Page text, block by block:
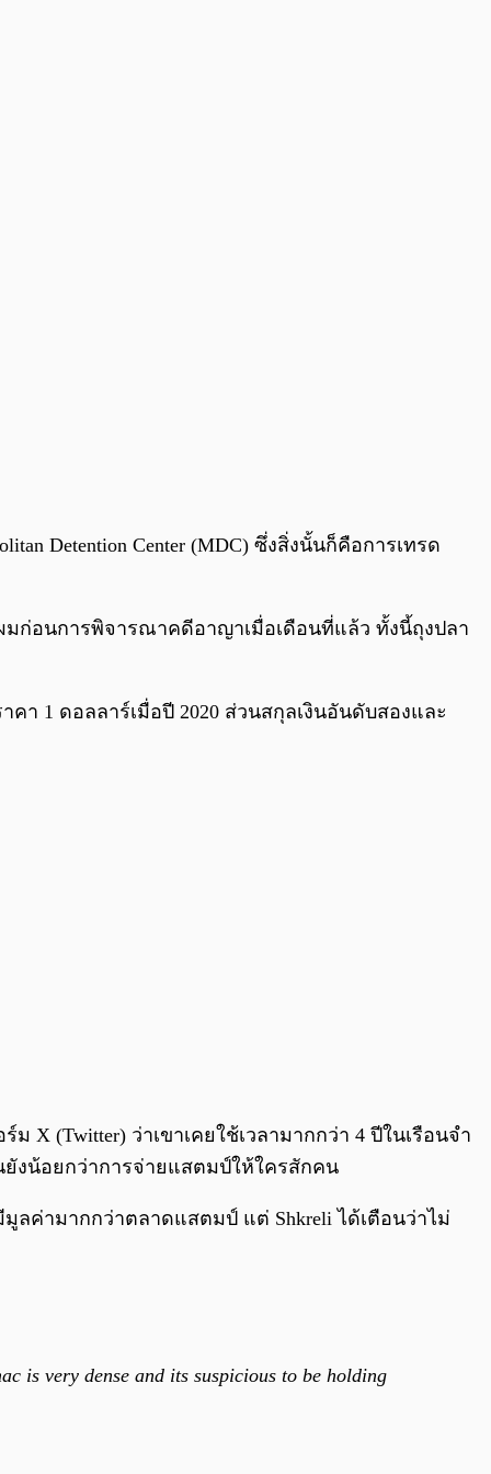
0:00
Detention Center (MDC) ซึ่งสิ่งนั้นก็คือการเทรด
ผมก่อนการพิจารณาคดีอาญาเมื่อเดือนที่แล้ว ทั้งนี้ถุงปลา
คา 1 ดอลลาร์เมื่อปี 2020 ส่วนสกุลเงินอันดับสองและ
X (Twitter) ว่าเขาเคยใช้เวลามากกว่า 4 ปีในเรือนจำ
ยังน้อยกว่าการจ่ายแสตมป์ให้ใครสักคน
ลค่ามากกว่าตลาดแสตมป์ แต่ Shkreli ได้เตือนว่าไม่
is very dense and its suspicious to be holding